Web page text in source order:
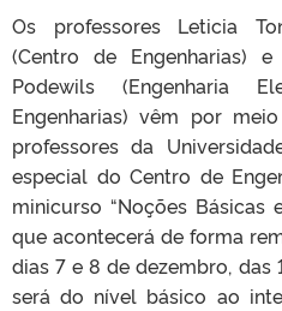
Os professores Leticia
(Centro de Engenharias)
Podewils (Engenharia
Engenharias) vêm por
professores da
especial do Centro de
minicurso “Noções Básicas
que acontecerá de forma
dias 7 e 8 de dezembro, das
será do nível básico ao